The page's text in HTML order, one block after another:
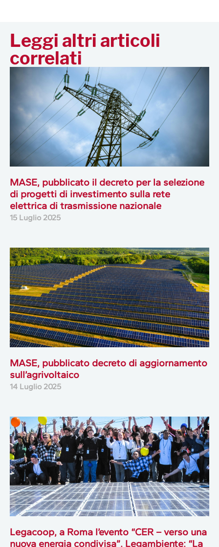
Leggi altri articoli
correlati
MASE, pubblicato il decreto per la selezione
di progetti di investimento sulla rete
elettrica di trasmissione nazionale
15 Luglio 2025
MASE, pubblicato decreto di aggiornamento
sull’agrivoltaico
14 Luglio 2025
Legacoop, a Roma l’evento “CER – verso una
nuova energia condivisa”. Legambiente: “La